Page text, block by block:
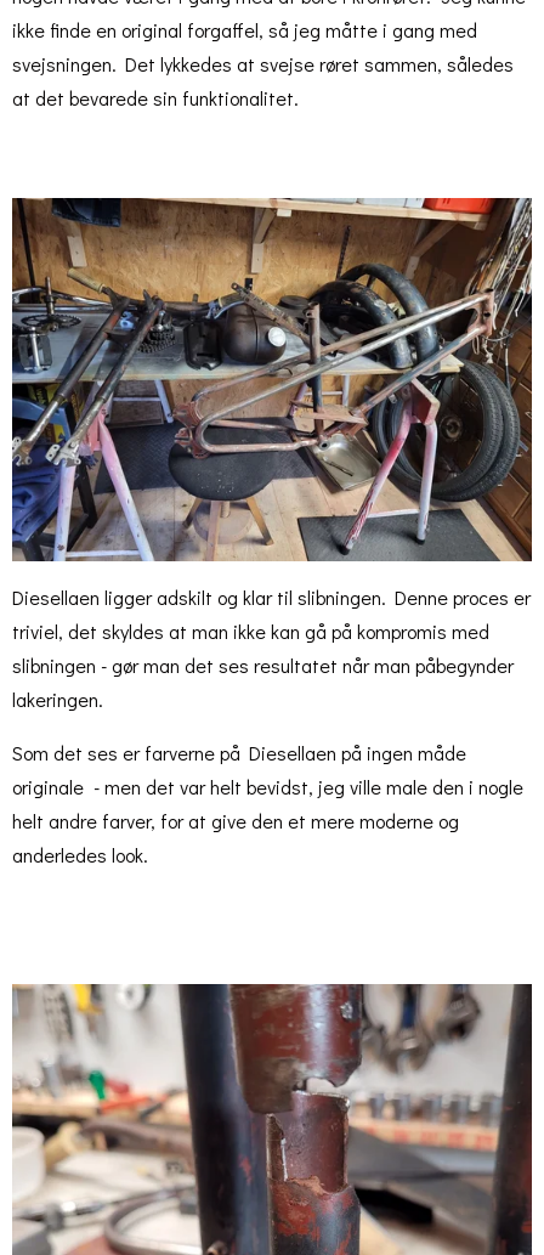
ikke finde en original forgaffel, så jeg måtte i gang med
svejsningen. Det lykkedes at svejse røret sammen, således
at det bevarede sin funktionalitet.
Diesellaen ligger adskilt og klar til slibningen. Denne proces er
triviel, det skyldes at man ikke kan gå på kompromis med
slibningen - gør man det ses resultatet når man påbegynder
lakeringen.
Som det ses er farverne på Diesellaen på ingen måde
originale - men det var helt bevidst, jeg ville male den i nogle
helt andre farver, for at give den et mere moderne og
anderledes look.